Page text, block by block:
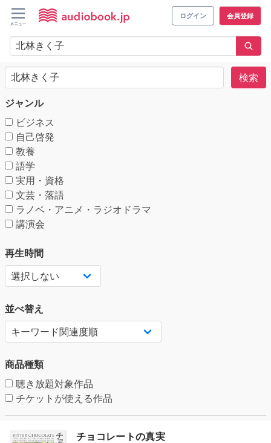
ログイン 会員登録
検索
ジャンル
ビジネス
自己啓発
教養
語学
実用・資格
文芸・落語
ラノベ・アニメ・ラジオドラマ
講演会
再生時間
並べ替え
商品種類
聴き放題対象作品
チケットが使える作品
チョコレートの真実